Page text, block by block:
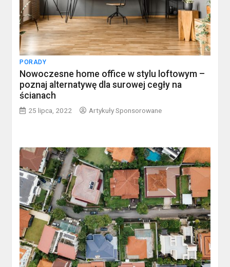
PORADY
Nowoczesne home office w stylu loftowym –
poznaj alternatywę dla surowej cegły na
ścianach
25 lipca, 2022 Artykuły Sponsorowane